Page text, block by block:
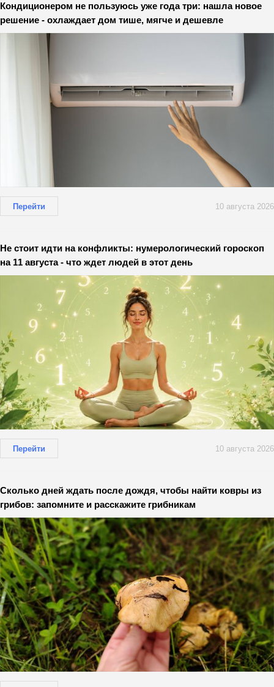
Кондиционером не пользуюсь уже года три: нашла новое
решение - охлаждает дом тише, мягче и дешевле
Перейти 10 августа 2026
Не стоит идти на конфликты: нумерологический гороскоп
на 11 августа - что ждет людей в этот день
Перейти 10 августа 2026
Сколько дней ждать после дождя, чтобы найти ковры из
грибов: запомните и расскажите грибникам